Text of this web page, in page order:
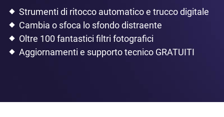
Strumenti di ritocco automatico e trucco digitale
Cambia o sfoca lo sfondo distraente
Oltre 100 fantastici filtri fotografici
Aggiornamenti e supporto tecnico GRATUITI